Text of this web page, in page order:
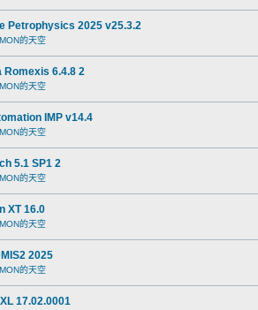
Petrophysics 2025 v25.3.2
的天空
Romexis 6.4.8 2
的天空
IMP v14.4
的天空
5.1 SP1 2
的天空
XT 16.0
的天空
2025
的天空
17.02.0001